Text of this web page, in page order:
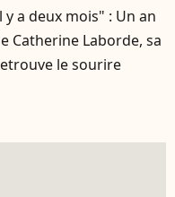
a deux mois" : Un an
Catherine Laborde, sa
le sourire